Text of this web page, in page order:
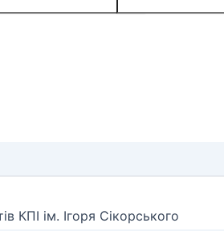
КПІ ім. Ігоря Сікорського